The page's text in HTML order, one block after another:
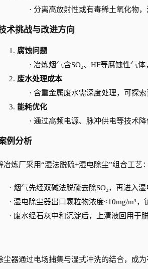
· 分离高放射性或有毒稀土氧化物，
术挑战与改进方向
1. 腐蚀问题
· 冶炼烟气含SO₂、HF等腐蚀性气
2. 废水处理成本
· 含重金属废水需深度处理，可探
3. 能耗优化
· 通过高频电源、脉冲供电等技术降
例分析
冶炼厂采用“湿法脱硫+湿电除尘”组合工艺：
· 烟气先经双碱法脱硫去除SO₂，再进入湿
· 湿电除尘器出口颗粒物浓度<10mg/m³，
· 废水经石灰中和沉淀后，上清液回用于
尘器通过电场捕集与湿式冲洗的结合，成